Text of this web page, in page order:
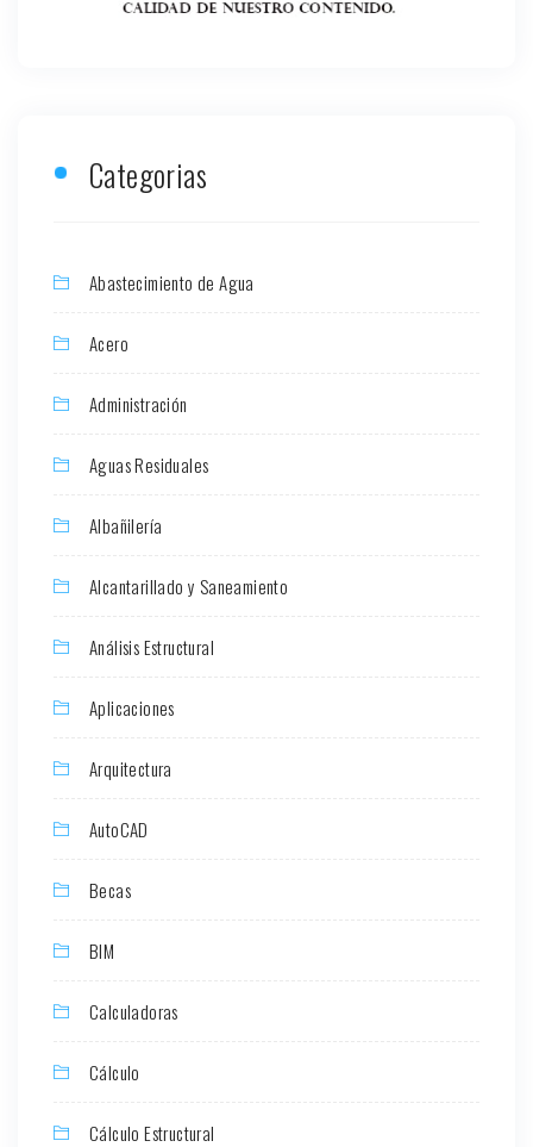
Categorias
Abastecimiento de Agua
Acero
Administración
Aguas Residuales
Albañilería
Alcantarillado y Saneamiento
Análisis Estructural
Aplicaciones
Arquitectura
AutoCAD
Becas
BIM
Calculadoras
Cálculo
Cálculo Estructural